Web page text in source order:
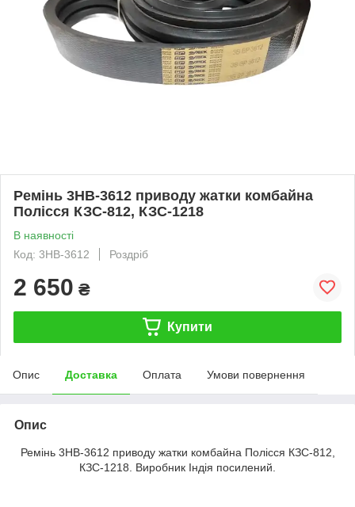
Ремінь 3НВ-3612 приводу жатки комбайна
Полісся КЗС-812, КЗС-1218
В наявності
Код: 3НВ-3612
Роздріб
2 650 ₴
Купити
Опис Доставка Оплата Умови повернення
Опис
Ремінь 3НВ-3612 приводу жатки комбайна Полісся КЗС-812,
КЗС-1218. Виробник Індія посилений.